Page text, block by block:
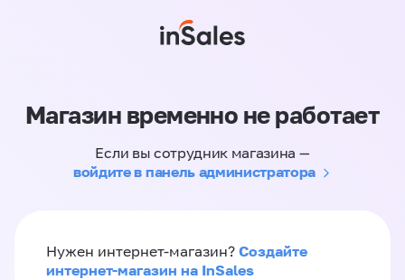
Магазин временно не работает
Если вы сотрудник магазина —
войдите в панель администратора
Нужен интернет-магазин? Создайте
интернет-магазин на InSales